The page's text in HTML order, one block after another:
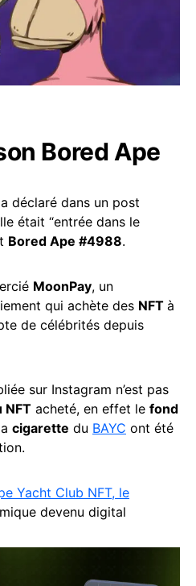
Bored Ape
déclaré dans un post
était “entrée dans le
Bored Ape #4988.
MoonPay, un
qui achète des NFT à
de célébrités depuis
sur Instagram n’est pas
NFT acheté, en effet le fond
cigarette du BAYC ont été
Yacht Club NFT, le
devenu digital